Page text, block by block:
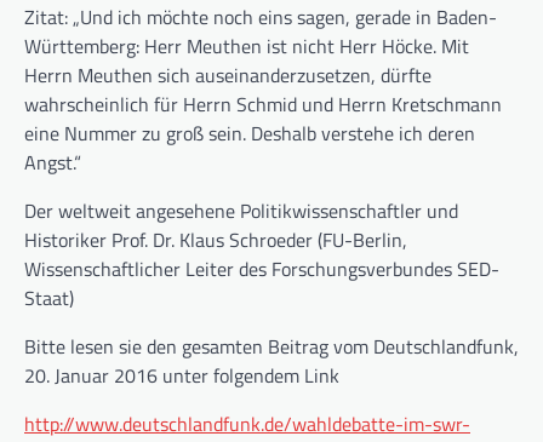
Zitat: „Und ich möchte noch eins sagen, gerade in Baden-
Württemberg: Herr Meuthen ist nicht Herr Höcke. Mit
Herrn Meuthen sich auseinanderzusetzen, dürfte
wahrscheinlich für Herrn Schmid und Herrn Kretschmann
eine Nummer zu groß sein. Deshalb verstehe ich deren
Angst.“
Der weltweit angesehene Politikwissenschaftler und
Historiker Prof. Dr. Klaus Schroeder (FU-Berlin,
Wissenschaftlicher Leiter des Forschungsverbundes SED-
Staat)
Bitte lesen sie den gesamten Beitrag vom Deutschlandfunk,
20. Januar 2016 unter folgendem Link
http://www.deutschlandfunk.de/wahldebatte-im-swr-